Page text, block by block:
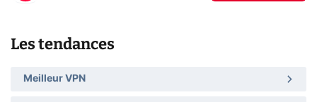
Les tendances
Meilleur VPN